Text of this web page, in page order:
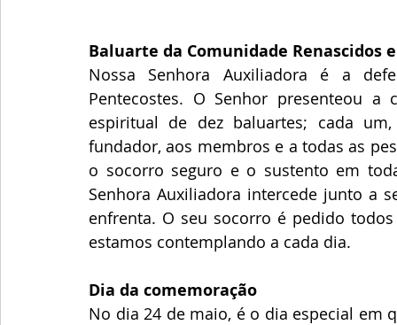
Baluarte da Comunidade Renascidos
Nossa Senhora Auxiliadora é a
Pentecostes. O Senhor presenteou
espiritual de dez baluartes; cada
fundador, aos membros e a todas as
o socorro seguro e o sustento em
Senhora Auxiliadora intercede junto a
enfrenta. O seu socorro é pedido
estamos contemplando a cada dia.
Dia da comemoração
No dia 24 de maio, é o dia especial em